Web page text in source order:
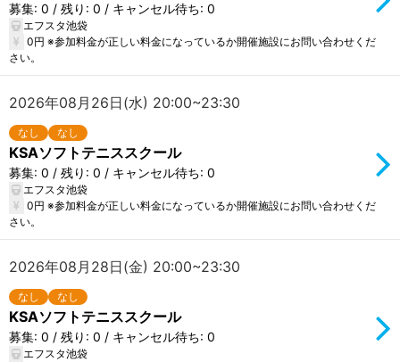
募集: 0 / 残り: 0 / キャンセル待ち: 0
エフスタ池袋
0円 ※参加料金が正しい料金になっているか開催施設にお問い合わせくだ
さい。
2026年08月26日(水) 20:00~23:30
なし なし
KSAソフトテニススクール
募集: 0 / 残り: 0 / キャンセル待ち: 0
エフスタ池袋
0円 ※参加料金が正しい料金になっているか開催施設にお問い合わせくだ
さい。
2026年08月28日(金) 20:00~23:30
なし なし
KSAソフトテニススクール
募集: 0 / 残り: 0 / キャンセル待ち: 0
エフスタ池袋